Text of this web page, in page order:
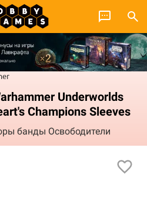
Underworlds
Champions Sleeves
банды Освободители